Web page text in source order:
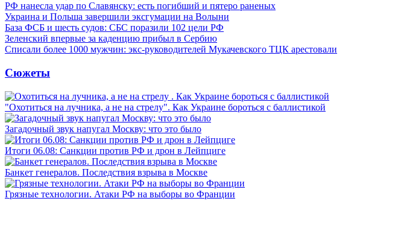
РФ нанесла удар по Славянску: есть погибший и пятеро раненых
Украина и Польша завершили эксгумации на Волыни
База ФСБ и шесть судов: СБС поразили 102 цели РФ
Зеленский впервые за каденцию прибыл в Сербию
Списали более 1000 мужчин: экс-руководителей Мукачевского ТЦК арестовали
Сюжеты
"Охотиться на лучника, а не на стрелу". Как Украине бороться с баллистикой
Загадочный звук напугал Москву: что это было
Итоги 06.08: Санкции против РФ и дрон в Лейпциге
Банкет генералов. Последствия взрыва в Москве
Грязные технологии. Атаки РФ на выборы во Франции